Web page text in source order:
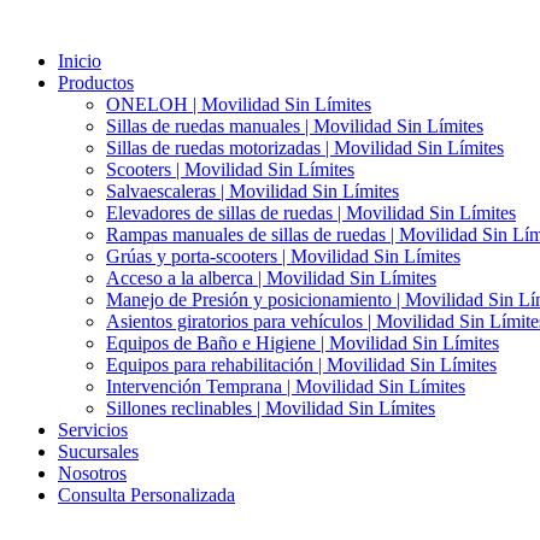
contenido
Inicio
Productos
ONELOH | Movilidad Sin Límites
Sillas de ruedas manuales | Movilidad Sin Límites
Sillas de ruedas motorizadas | Movilidad Sin Límites
Scooters | Movilidad Sin Límites
Salvaescaleras | Movilidad Sin Límites
Elevadores de sillas de ruedas | Movilidad Sin Límites
Rampas manuales de sillas de ruedas | Movilidad Sin
Grúas y porta-scooters | Movilidad Sin Límites
Acceso a la alberca | Movilidad Sin Límites
Manejo de Presión y posicionamiento | Movilidad Sin
Asientos giratorios para vehículos | Movilidad Sin
Equipos de Baño e Higiene | Movilidad Sin Límites
Equipos para rehabilitación | Movilidad Sin Límites
Intervención Temprana | Movilidad Sin Límites
Sillones reclinables | Movilidad Sin Límites
Servicios
Sucursales
Nosotros
Consulta Personalizada